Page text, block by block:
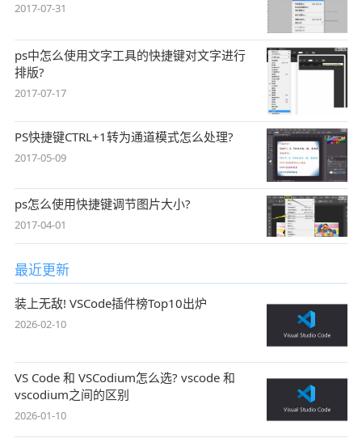
2017-07-31
ps中怎么使用文字工具的快捷键对文字进行
排版?
2017-07-17
PS快捷键CTRL+1转为通道模式怎么处理?
2017-05-09
ps怎么使用快捷键调节图片大小?
2017-04-01
最近更新
装上无敌! VSCode插件榜Top10出炉
2026-02-10
VS Code 和 VSCodium怎么选? vscode 和
vscodium之间的区别
2026-01-10